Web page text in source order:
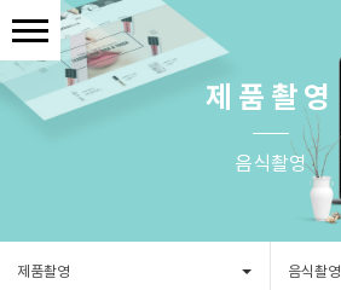
제품촬영
음식촬영
제품촬영 음식촬영